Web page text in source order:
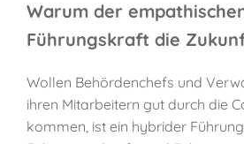
Warum der
Führungskraft die
Wollen Behördenchefs und
ihren Mitarbeitern gut durch die
kommen, ist ein hybrider